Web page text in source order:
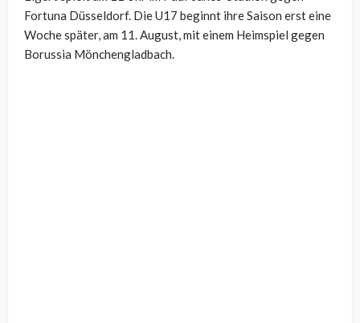
Fortuna Düsseldorf. Die U17 beginnt ihre Saison erst eine
Woche später, am 11. August, mit einem Heimspiel gegen
Borussia Mönchengladbach.